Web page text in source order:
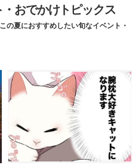
おでかけトピックス
の夏におすすめしたい旬なイベント・